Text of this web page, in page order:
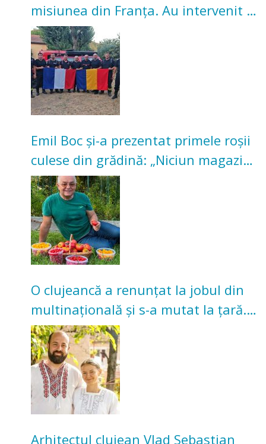
misiunea din Franța. Au intervenit la
incendii de vegetație și pădure
Emil Boc și-a prezentat primele roșii
culese din grădină: „Niciun magazin
nu poate oferi această satisfacție”
O clujeancă a renunțat la jobul din
multinațională și s-a mutat la țară.
Acum cultivă legume în grădina
bunicilor
Arhitectul clujean Vlad Sebastian